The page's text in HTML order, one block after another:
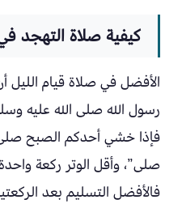
كيفية صلاة التهجد
الأفضل في صلاة قيام الليل
رسول الله صلى الله عليه
فإذا خشي أحدكم الصبح
صلى”، وأقل الوتر ركعة
فالأفضل التسليم بعد